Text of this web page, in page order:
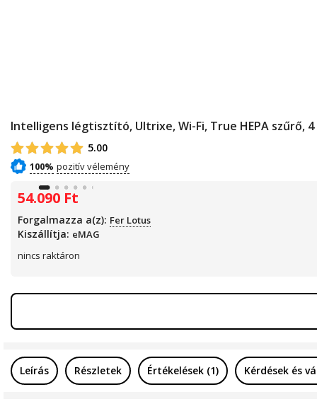
Intelligens légtisztító, Ultrixe, Wi-Fi, True HEPA szűrő,
5.00
100%
54.090 Ft
Forgalmazza a(z): Fer Lotus
Kiszállítja: eMAG
nincs raktáron
Leírás Részletek Értékelések (1) Kérdések és